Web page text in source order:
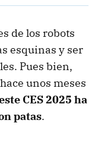
de los robots
esquinas y ser
Pues bien,
unos meses
CES 2025 ha
patas.